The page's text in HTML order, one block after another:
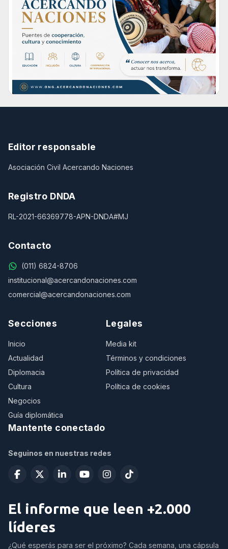
Editor responsable
Asociación Civil Acercando Naciones
Registro DNDA
RL-2021-66369778-APN-DNDA#MJ
Contacto
(011) 6824-8706
institucional@acercandonaciones.com
comercial@acercandonaciones.com
Secciones
Inicio
Actualidad
Diplomacia
Cultura
Negocios
Guía diplomática
Legales
Media kit
Términos y condiciones
Política de privacidad
Política de cookies
Mantente conectado
Seguinos en nuestras redes
El informe que leen +2.000
líderes
¿Qué esperás para ser el próximo? Cada semana, una cápsula